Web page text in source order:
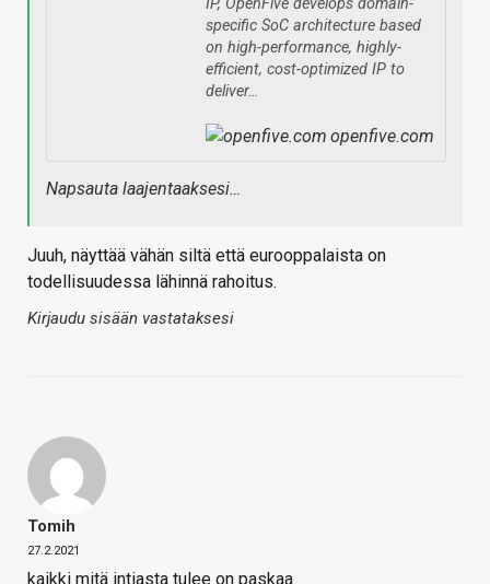
specific SoC architecture based
on high-performance, highly-
efficient, cost-optimized IP to
deliver…
openfive.com
Napsauta laajentaaksesi…
Juuh, näyttää vähän siltä että eurooppalaista on
todellisuudessa lähinnä rahoitus.
Kirjaudu sisään vastataksesi
Tomih
27.2.2021
kaikki mitä intiasta tulee on paskaa